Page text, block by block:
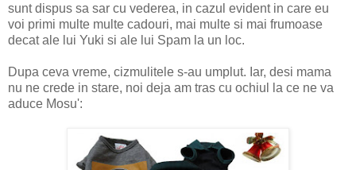
sunt dispus sa sar cu vederea, in cazul evident in care eu
voi primi multe multe cadouri, mai multe si mai frumoase
decat ale lui Yuki si ale lui Spam la un loc.
Dupa ceva vreme, cizmulitele s-au umplut. Iar, desi mama
nu ne crede in stare, noi deja am tras cu ochiul la ce ne va
aduce Mosu':